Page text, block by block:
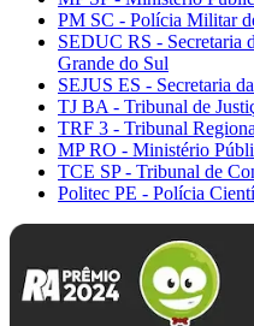
PM SC - Polícia Militar
SEDUC RS - Secretaria
Grande do Sul
SEJUS ES - Secretaria
TJ BA - Tribunal de
TRF 3 - Tribunal
MP RO - Ministério
TCE SP - Tribunal de
Politec PE - Polícia